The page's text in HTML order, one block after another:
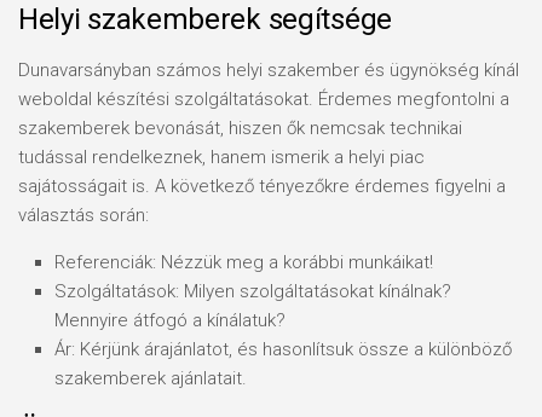
Helyi szakemberek segítsége
Dunavarsányban számos helyi szakember és ügynökség kínál
weboldal készítési szolgáltatásokat. Érdemes megfontolni a
szakemberek bevonását, hiszen ők nemcsak technikai
tudással rendelkeznek, hanem ismerik a helyi piac
sajátosságait is. A következő tényezőkre érdemes figyelni a
választás során:
Referenciák: Nézzük meg a korábbi munkáikat!
Szolgáltatások: Milyen szolgáltatásokat kínálnak?
Mennyire átfogó a kínálatuk?
Ár: Kérjünk árajánlatot, és hasonlítsuk össze a különböző
szakemberek ajánlatait.